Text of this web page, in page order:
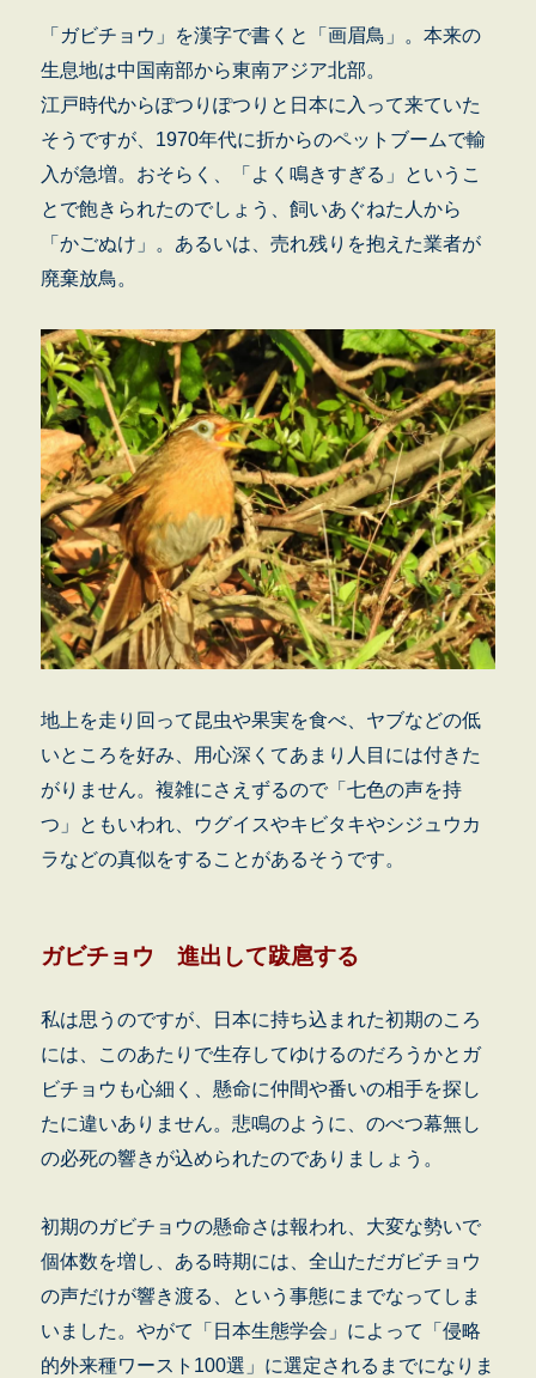
「ガビチョウ」を漢字で書くと「画眉鳥」。本来の
生息地は中国南部から東南アジア北部。
江戸時代からぽつりぽつりと日本に入って来ていた
そうですが、1970年代に折からのペットブームで輸
入が急増。おそらく、「よく鳴きすぎる」というこ
とで飽きられたのでしょう、飼いあぐねた人から
「かごぬけ」。あるいは、売れ残りを抱えた業者が
廃棄放鳥。
地上を走り回って昆虫や果実を食べ、ヤブなどの低
いところを好み、用心深くてあまり人目には付きた
がりません。複雑にさえずるので「七色の声を持
つ」ともいわれ、ウグイスやキビタキやシジュウカ
ラなどの真似をすることがあるそうです。
ガビチョウ 進出して跋扈する
私は思うのですが、日本に持ち込まれた初期のころ
には、このあたりで生存してゆけるのだろうかとガ
ビチョウも心細く、懸命に仲間や番いの相手を探し
たに違いありません。悲鳴のように、のべつ幕無し
の必死の響きが込められたのでありましょう。
初期のガビチョウの懸命さは報われ、大変な勢いで
個体数を増し、ある時期には、全山ただガビチョウ
の声だけが響き渡る、という事態にまでなってしま
いました。やがて「日本生態学会」によって「侵略
的外来種ワースト100選」に選定されるまでになりま